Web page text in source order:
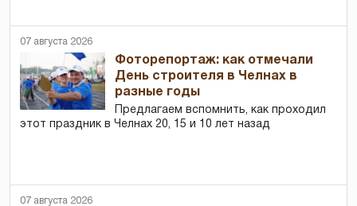
07 августа 2026
Фоторепортаж: как отмечали
День строителя в Челнах в
разные годы
Предлагаем вспомнить, как проходил
этот праздник в Челнах 20, 15 и 10 лет назад
07 августа 2026